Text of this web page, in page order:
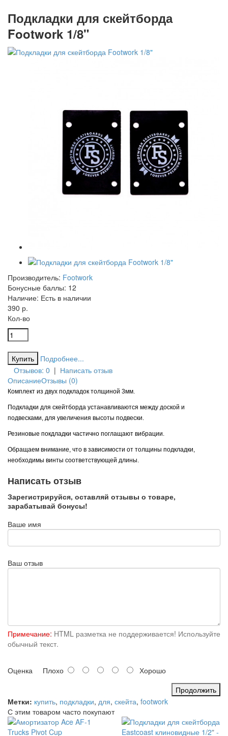
Подкладки для скейтборда
Footwork 1/8"
Производитель: Footwork
Бонусные баллы: 12
Наличие: Есть в наличии
390 р.
Кол-во
Подробнее...
Отзывов: 0 | Написать отзыв
ОписаниеОтзывы (0)
Комплект из двух подкладок толщиной 3мм.
Подкладки для скейтборда устанавливаются между доской и
подвесками, для увеличения высоты подвески.
Резиновые покдладки частично поглащают вибрации.
Обращаем внимание, что в зависимости от толщины подкладки,
необходимы винты соответствующей длины.
Написать отзыв
Зарегистрируйся, оставляй отзывы о товаре,
зарабатывай бонусы!
Ваше имя
Ваш отзыв
Примечание: HTML разметка не поддерживается! Используйте
обычный текст.
Оценка Плохо
Хорошо
Продолжить
Метки: купить, подкладки, для, скейта, footwork
С этим товаром часто покупают